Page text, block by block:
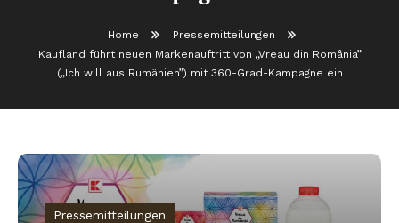
Home
Pressemitteilungen
Kaufland führt neuen Markenauftritt von „Vreau din România”
(„Ich will aus Rumänien”) mit 360-Grad-Kampagne ein
Pressemitteilungen